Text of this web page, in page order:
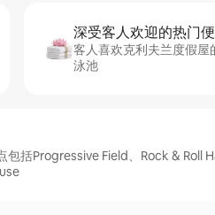
深受客人欢迎的热门
客人喜欢克利夫兰度假
泳池
包括Progressive Field、Rock & Roll